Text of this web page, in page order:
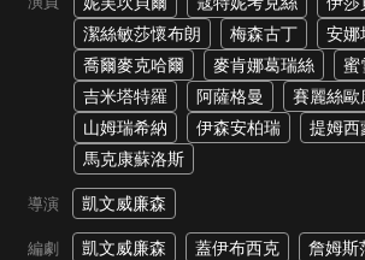
潔絲敏莎懷布朗
梅森古丁
安娜
喬爾麥克哈爾
麥肯娜葛瑞絲
蜜
吉米塔特羅
阿薩格曼
賽麗絲歐
山姆瑞希納
伊森安柏瑞
提姆西
馬克康蘇洛斯
導演 凱文威廉森
編劇 凱文威廉森 蓋伊布西克 詹姆斯